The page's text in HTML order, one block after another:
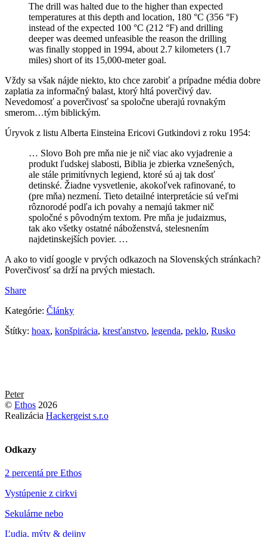
The drill was halted due to the higher than expected
temperatures at this depth and location, 180 °C (356 °F)
instead of the expected 100 °C (212 °F) and drilling
deeper was deemed unfeasible the reason the drilling
was finally stopped in 1994, about 2.7 kilometers (1.7
miles) short of its 15,000-meter goal.
Vždy sa však nájde niekto, kto chce zarobiť a prípadne média dobre
zaplatia za informačný balast, ktorý hltá poverčivý dav.
Nevedomosť a poverčivosť sa spoločne uberajú rovnakým
smerom…tým biblickým.
Úryvok z listu Alberta Einsteina Ericovi Gutkindovi z roku 1954:
… Slovo Boh pre mňa nie je nič viac ako vyjadrenie a
produkt ľudskej slabosti, Biblia je zbierka vznešených,
ale stále primitívnych legiend, ktoré sú aj tak dosť
detinské. Žiadne vysvetlenie, akokoľvek rafinované, to
(pre mňa) nezmení. Tieto detailné interpretácie sú veľmi
rôznorodé podľa ich povahy a nemajú takmer nič
spoločné s pôvodným textom. Pre mňa je judaizmus,
tak ako všetky ostatné náboženstvá, stelesnením
najdetinskejších povier. …
A ako to vidí google v prvých odkazoch na Slovenských stránkach?
Poverčivosť sa drží na prvých miestach.
Share
Kategórie: Články
Štítky: hoax, konšpirácia, kresťanstvo, legenda, peklo, Rusko
Peter
© Ethos 2026
Realizácia Hackergeist s.r.o
Odkazy
2 percentá pre Ethos
Vystúpenie z cirkvi
Sekulárne nebo
Ľudia, mýty & dejiny